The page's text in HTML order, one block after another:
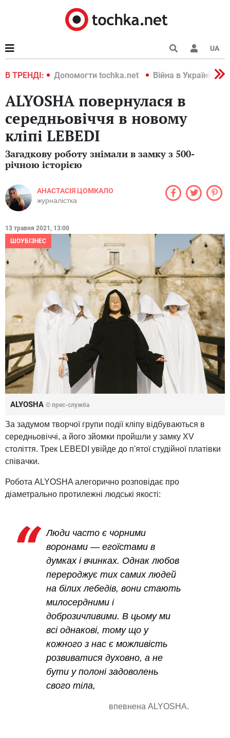
UA
В ТРЕНДІ:
2022 Допомогти tochka.net Війна в Україні 2022
ALYOSHA повернулася в
середньовіччя в новому
кліпі LEBEDI
Загадкову роботу знімали в замку з 500-
річною історією
АНАСТАСІЯ ЦОМКАЛО
журналістка
13 травня 2021, 13:00
ШОУБІЗНЕС
ALYOSHA © прес-служба
За задумом творчої групи події кліпу відбуваються в
середньовіччі, а його зйомки пройшли у замку XV
століття. Трек LEBEDI увійде до п'ятої студійної платівки
співачки.
Робота ALYOSHA алегорично розповідає про
діаметрально протилежні людські якості:
Люди часто є чорними
воронами — егоїстами в
думках і вчинках. Однак любов
перероджує тих самих людей
на білих лебедів, вони стають
милосердними і
доброзичливими. В цьому ми
всі однакові, тому що у
кожного з нас є можливість
розвиватися духовно, а не
бути у полоні задоволень
свого тіла,
впевнена ALYOSHA.